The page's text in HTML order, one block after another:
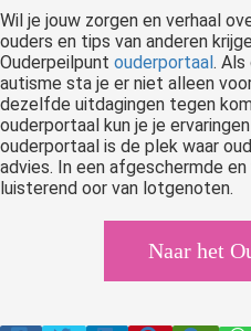
Wil je jouw zorgen en verhaal
ouders en tips van anderen
Ouderpeilpunt ouderportaal. Als
autisme sta je er niet alleen
dezelfde uitdagingen tegen
ouderportaal kun je je
ouderportaal is de plek waar
advies. In een afgeschermde
luisterend oor van lotgenoten.
Naar het